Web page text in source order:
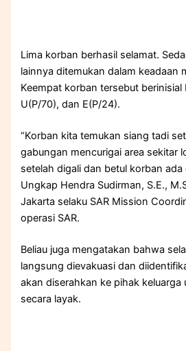
Lima korban berhasil selamat.
lainnya ditemukan dalam keadaan
Keempat korban tersebut berinisial
U(P/70), dan E(P/24).
“Korban kita temukan siang tadi
gabungan mencurigai area sekitar
setelah digali dan betul korban ada
Ungkap Hendra Sudirman, S.E.,
Jakarta selaku SAR Mission
operasi SAR.
Beliau juga mengatakan bahwa
langsung dievakuasi dan
akan diserahkan ke pihak keluarga
secara layak.